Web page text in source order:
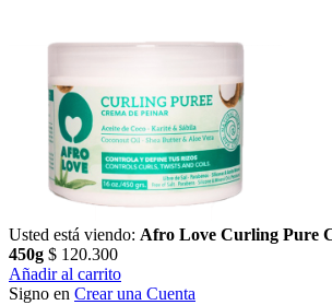
Usted está viendo: Afro Love Curling Pure
450g $ 120.300
Añadir al carrito
Signo en Crear una Cuenta